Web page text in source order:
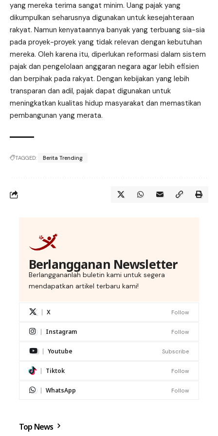
yang mereka terima sangat minim. Uang pajak yang
dikumpulkan seharusnya digunakan untuk kesejahteraan
rakyat. Namun kenyataannya banyak yang terbuang sia-sia
pada proyek-proyek yang tidak relevan dengan kebutuhan
mereka. Oleh karena itu, diperlukan reformasi dalam sistem
pajak dan pengelolaan anggaran negara agar lebih efisien
dan berpihak pada rakyat. Dengan kebijakan yang lebih
transparan dan adil, pajak dapat digunakan untuk
meningkatkan kualitas hidup masyarakat dan memastikan
pembangunan yang merata.
TAGGED: Berita Trending
Berlangganan Newsletter
Berlanggananlah buletin kami untuk segera
mendapatkan artikel terbaru kami!
X Follow
Instagram Follow
Youtube Subscribe
Tiktok Follow
WhatsApp Follow
Top News